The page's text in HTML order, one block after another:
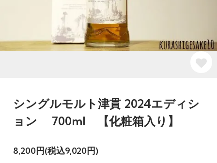
シングルモルト津貫 2024エディシ
ョン 700ml 【化粧箱入り】
8,200円(税込9,020円)